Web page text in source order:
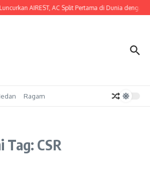
AIREST, AC Split Pertama di Dunia dengan
Ragam
Tag: CSR